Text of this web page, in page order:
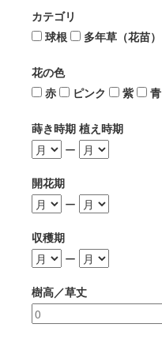
カテゴリ
球根
多年草（花苗）
花の色
赤
ピンク 紫 青
蒔き時期 植え時期
ー
開花期
ー
収穫期
ー
樹高／草丈